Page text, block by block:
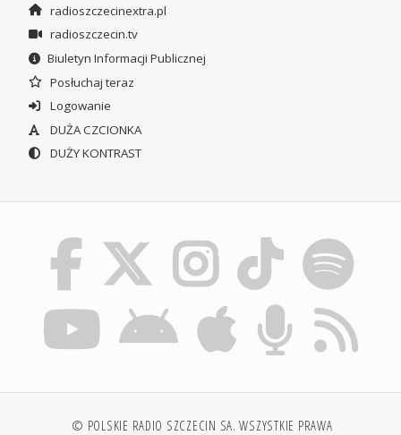
radioszczecinextra.pl
radioszczecin.tv
Biuletyn Informacji Publicznej
Posłuchaj teraz
Logowanie
DUŻA CZCIONKA
DUŻY KONTRAST
© POLSKIE RADIO SZCZECIN SA. WSZYSTKIE PRAWA